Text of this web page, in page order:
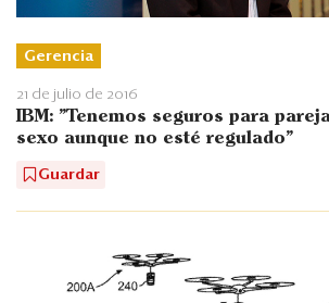
Gerencia
21 de julio de 2016
IBM: "Tenemos seguros para
sexo aunque no esté regulado"
Guardar